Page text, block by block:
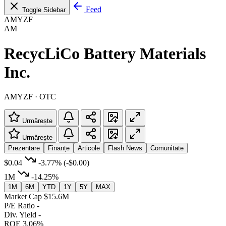
Toggle Sidebar
Feed
AMYZF
AM
RecycLiCo Battery Materials
Inc.
AMYZF · OTC
Urmărește
Urmărește
Prezentare
Finanțe Articole Flash News Comunitate
$0.04 -3.77% (-$0.00)
1M
-14.25%
1M 6M YTD 1Y 5Y MAX
Market Cap $15.6M
P/E Ratio -
Div. Yield -
ROE 3.06%